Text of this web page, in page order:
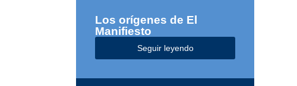
Los orígenes de El
Manifiesto
Seguir leyendo